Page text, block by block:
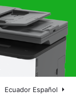
Ecuador Español